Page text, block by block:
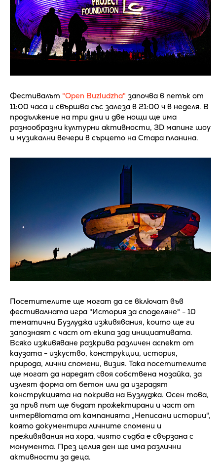
Фестивалът "Open Buzludzha" започва в петък от
11:00 часа и свършва със залеза в 21:00 ч в неделя. В
продължение на три дни и две нощи ще има
разнообразни културни активности, 3D мапинг шоу
и музикални вечери в сърцето на Стара планина.
Посетителите ще могат да се включат във
фестивалната игра "История за споделяне" - 10
тематични Бузлуджа изживявания, които ще ги
запознаят с част от екипа зад инициативата.
Всяко изживяване разкрива различен аспект от
каузата - изкуство, конструкции, история,
природа, лични спомени, визия. Така посетителите
ще могат да наредят своя собствена мозайка, за
излеят форма от бетон или да изградят
конструкцията на покрива на Бузлуджа. Осен това,
за пръв път ще бъдат прожектирани и част от
интервютата от кампанията „Неписани истории",
която документира личните спомени и
преживявания на хора, чиято съдба е свързана с
монумента. През целия ден ще има различни
активности за деца.